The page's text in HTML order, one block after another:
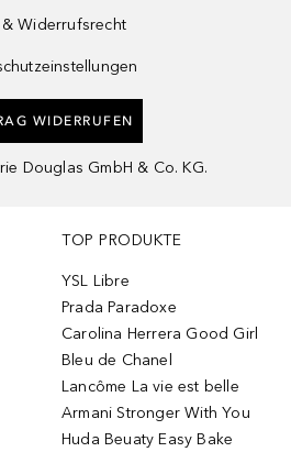
Widerrufsrecht
WIDERRUFEN
Douglas GmbH & Co. KG.
TOP PRODUKTE
YSL Libre
Prada Paradoxe
Carolina Herrera Good Girl
Bleu de Chanel
Lancôme La vie est belle
Armani Stronger With You
Huda Beuaty Easy Bake